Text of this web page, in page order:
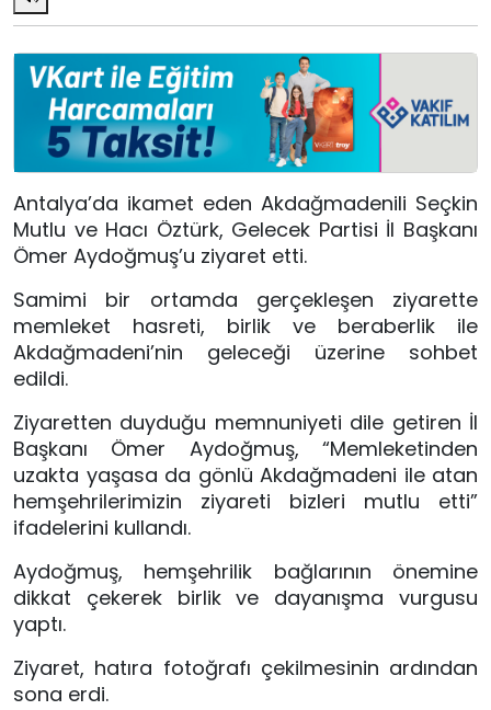
Antalya’da ikamet eden Akdağmadenili Seçkin
Mutlu ve Hacı Öztürk, Gelecek Partisi İl Başkanı
Ömer Aydoğmuş’u ziyaret etti.
Samimi bir ortamda gerçekleşen ziyarette
memleket hasreti, birlik ve beraberlik ile
Akdağmadeni’nin geleceği üzerine sohbet
edildi.
Ziyaretten duyduğu memnuniyeti dile getiren İl
Başkanı Ömer Aydoğmuş, “Memleketinden
uzakta yaşasa da gönlü Akdağmadeni ile atan
hemşehrilerimizin ziyareti bizleri mutlu etti”
ifadelerini kullandı.
Aydoğmuş, hemşehrilik bağlarının önemine
dikkat çekerek birlik ve dayanışma vurgusu
yaptı.
Ziyaret, hatıra fotoğrafı çekilmesinin ardından
sona erdi.